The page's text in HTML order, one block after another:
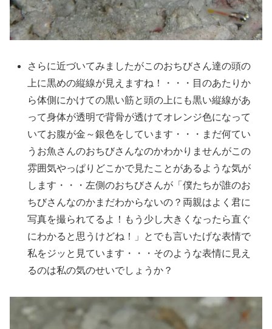
さらに近づいてみましたがこのおちびさん達の頭の
上に黒めの縦線が見えますね！・・・目のあたりか
ら体側にかけての黒い筋と頭の上にも黒い縦線があ
って身体が透明で背骨が透けてオレンジ色になって
いてお腹が金～銀色をしています・・・まだ何てい
うお魚さんのおちびさんなのかわかりませんがこの
雰囲気やっぱりどこかで見たことがあるような気が
します・・・左側のおちびさんが「僕たちが誰のお
ちびさんなのかまだわからないの？両親はよく君に
写真を撮られてるよ！もう少し大きくなったら直ぐ
にわかると思うけどね！」とでも言いたげな表情で
私をジッと見ています・・・そのような表情に見え
るのは私の気のせいでしょうか？